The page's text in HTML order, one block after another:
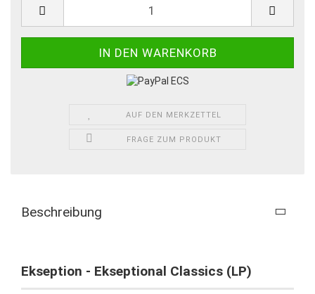
AUF DEN MERKZETTEL
FRAGE ZUM PRODUKT
Beschreibung
Ekseption - Ekseptional Classics (LP)